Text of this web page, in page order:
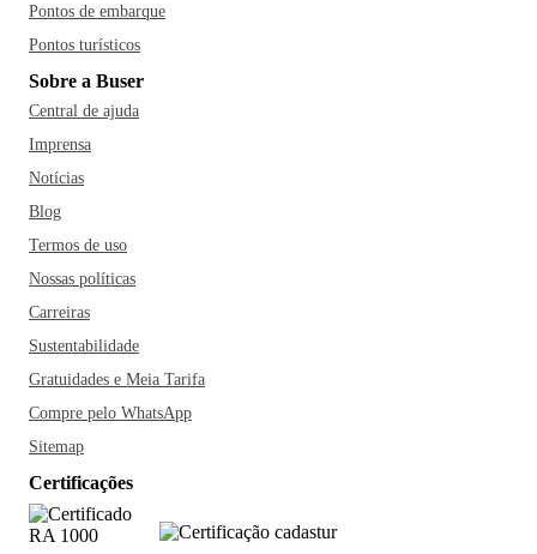
Pontos de embarque
Pontos turísticos
Sobre a Buser
Central de ajuda
Imprensa
Notícias
Blog
Termos de uso
Nossas políticas
Carreiras
Sustentabilidade
Gratuidades e Meia Tarifa
Compre pelo WhatsApp
Sitemap
Certificações